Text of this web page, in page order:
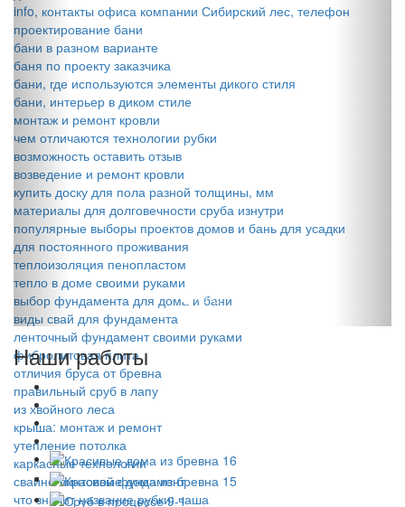
info, контакты офиса компании Сибирский лес, телефон
проектирование бани
бани в разном варианте
баня по проекту заказчика
бани, где используются элементы дикого стиля
бани, интерьер в диком стиле
монтаж и ремонт кровли
чем отличаются технологии рубки
возможность оставить отзыв
возведение и ремонт кровли
купить доску для пола разной толщины, мм
материалы для долговечности сруба изнутри
популярные выборы проектов домов и бань для усадки
для постоянного проживания
теплоизоляция пенопластом
тепло в доме своими руками
выбор фундамента для дома и бани
виды свай для фундамента
ленточный фундамент своими руками
фибролитовая плита
отличия бруса от бревна
правильный сруб в лапу
из хвойного леса
крыша: монтаж и ремонт
утепление потолка
каркасные технологии
свайно-винтовой фундамент
что значит название рубки: чаша
Наши работы